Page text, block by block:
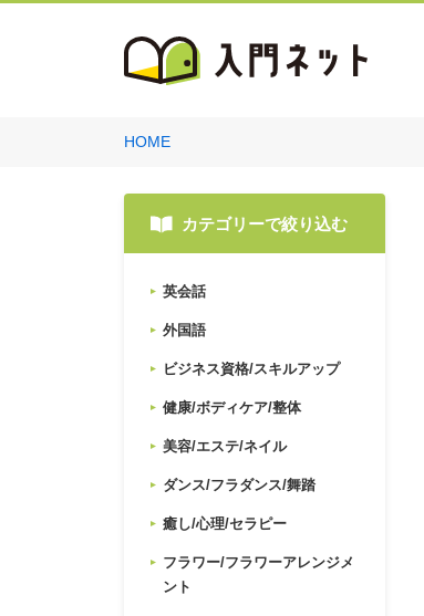
HOME
カテゴリーで絞り込む
英会話
外国語
ビジネス資格/スキルアップ
健康/ボディケア/整体
美容/エステ/ネイル
ダンス/フラダンス/舞踏
癒し/心理/セラピー
フラワー/フラワーアレンジメ
ント